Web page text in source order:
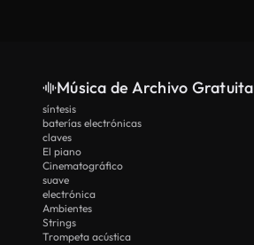
Música de Archivo Gratuita
síntesis
baterías electrónicas
claves
El piano
Cinematográfico
suave
electrónica
Ambientes
Strings
Trompeta acústica